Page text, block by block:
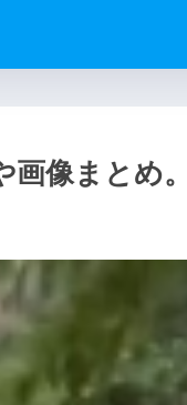
画像まとめ